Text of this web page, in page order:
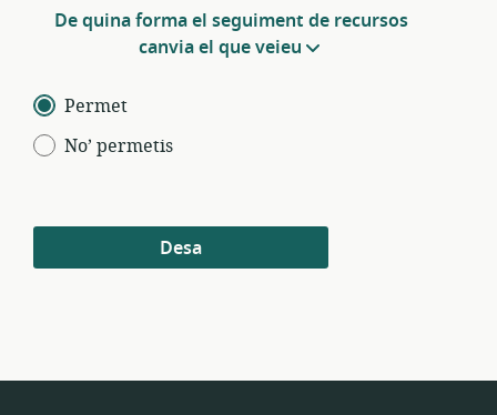
De quina forma el seguiment de recursos
canvia el que veieu
Permet
No’ permetis
Desa